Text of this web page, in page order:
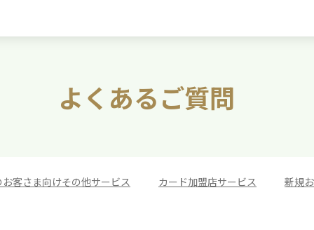
よくあるご質問
客さま向けその他サービス カード加盟店サービス 新規